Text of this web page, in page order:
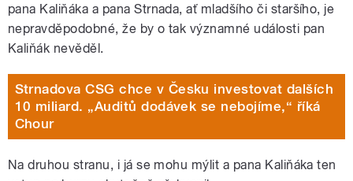
pana Kaliňáka a pana Strnada, ať mladšího či staršího, je
nepravděpodobné, že by o tak významné události pan
Kaliňák nevěděl.
Strnadova CSG chce v Česku investovat dalších
10 miliard. „Auditů dodávek se nebojíme,“ říká
Chour
Na druhou stranu, i já se mohu mýlit a pana Kaliňáka ten